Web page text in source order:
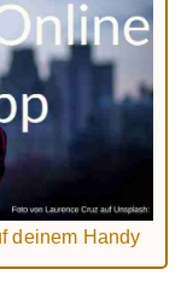
deinem Handy